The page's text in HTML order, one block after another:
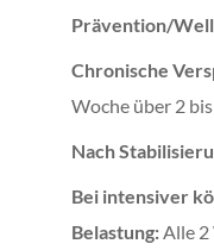
Prävention/
Chronische
Woche über 2
Nach
Bei intensiver
Belastung:Alle 2